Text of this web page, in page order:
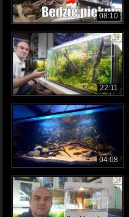
08:10
22:11
04:08